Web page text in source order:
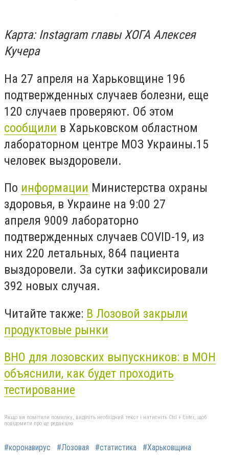
Карта: Instagram главы ХОГА Алексея
Кучера
На 27 апреля на Харьковщине 196
подтвержденных случаев болезни, еще
120 случаев проверяют. Об этом
сообщили в Харьковском областном
лабораторном центре МОЗ Украины.15
человек выздоровели.
По информации Министерства охраны
здоровья, в Украине на 9:00 27
апреля 9009 лабораторно
подтвержденных случаев COVID-19, из
них 220 летальных, 864 пациента
выздоровели. За сутки зафиксировали
392 новых случая.
Читайте также: В Лозовой закрыли
продуктовые рынки
ВНО для лозовских выпускников: в МОН
объяснили, как будет проходить
тестирование
Якщо ви помітили помилку, виділіть необхідний текст і натисніть Ctrl + Enter, щоб
повідомити про це редакцію
#коронавирус #Лозовая #статистика #Харьковщина